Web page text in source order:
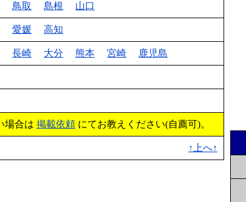
鳥取 島根 山口
愛媛 高知
長崎 大分 熊本 宮崎 鹿児島
場合は 掲載依頼 にてお教えください(自薦可)。
↑上へ↑